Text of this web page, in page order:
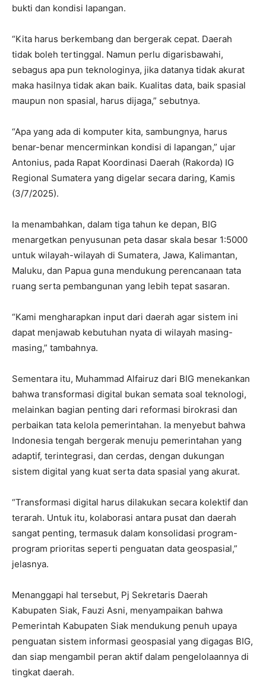
bukti dan kondisi lapangan.
“Kita harus berkembang dan bergerak cepat. Daerah
tidak boleh tertinggal. Namun perlu digarisbawahi,
sebagus apa pun teknologinya, jika datanya tidak akurat
maka hasilnya tidak akan baik. Kualitas data, baik spasial
maupun non spasial, harus dijaga,” sebutnya.
“Apa yang ada di komputer kita, sambungnya, harus
benar-benar mencerminkan kondisi di lapangan,” ujar
Antonius, pada Rapat Koordinasi Daerah (Rakorda) IG
Regional Sumatera yang digelar secara daring, Kamis
(3/7/2025).
Ia menambahkan, dalam tiga tahun ke depan, BIG
menargetkan penyusunan peta dasar skala besar 1:5000
untuk wilayah-wilayah di Sumatera, Jawa, Kalimantan,
Maluku, dan Papua guna mendukung perencanaan tata
ruang serta pembangunan yang lebih tepat sasaran.
“Kami mengharapkan input dari daerah agar sistem ini
dapat menjawab kebutuhan nyata di wilayah masing-
masing,” tambahnya.
Sementara itu, Muhammad Alfairuz dari BIG menekankan
bahwa transformasi digital bukan semata soal teknologi,
melainkan bagian penting dari reformasi birokrasi dan
perbaikan tata kelola pemerintahan. Ia menyebut bahwa
Indonesia tengah bergerak menuju pemerintahan yang
adaptif, terintegrasi, dan cerdas, dengan dukungan
sistem digital yang kuat serta data spasial yang akurat.
“Transformasi digital harus dilakukan secara kolektif dan
terarah. Untuk itu, kolaborasi antara pusat dan daerah
sangat penting, termasuk dalam konsolidasi program-
program prioritas seperti penguatan data geospasial,”
jelasnya.
Menanggapi hal tersebut, Pj Sekretaris Daerah
Kabupaten Siak, Fauzi Asni, menyampaikan bahwa
Pemerintah Kabupaten Siak mendukung penuh upaya
penguatan sistem informasi geospasial yang digagas BIG,
dan siap mengambil peran aktif dalam pengelolaannya di
tingkat daerah.